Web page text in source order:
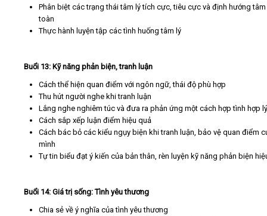
Phân biệt các trạng thái tâm lý tích cực, tiêu cực và định hướng tâm
toàn
Thực hành luyện tập các tình huống tâm lý
Buổi 13: Kỹ năng phản biện, tranh luận
Cách thể hiện quan điểm với ngôn ngữ, thái độ phù hợp
Thu hút người nghe khi tranh luận
Lắng nghe nghiêm túc và đưa ra phản ứng một cách hợp tình hợp lý
Cách sắp xếp luận điểm hiệu quả
Cách bác bỏ các kiểu ngụy biện khi tranh luận, bảo vệ quan điểm
mình
Tự tin biểu đạt ý kiến của bản thân, rèn luyện kỹ năng phản biện
Buổi 14: Giá trị sống: Tình yêu thương
Chia sẻ về ý nghĩa của tình yêu thương